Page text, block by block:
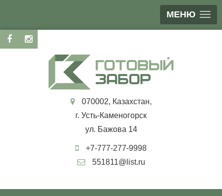
МЕНЮ
070002, Казахстан,
г. Усть-Каменогорск
ул. Бажова 14
+7-777-277-9998
551811@list.ru